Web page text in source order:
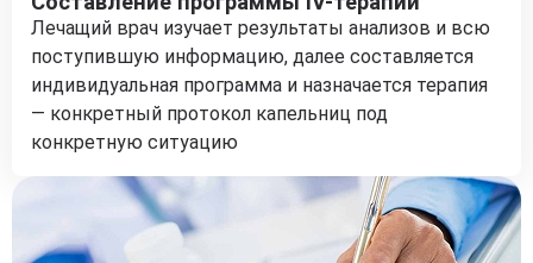
Лечащий врач изучает результаты анализов и всю
поступившую информацию, далее составляется
индивидуальная программа и назначается терапия
— конкретный протокол капельниц под
конкретную ситуацию